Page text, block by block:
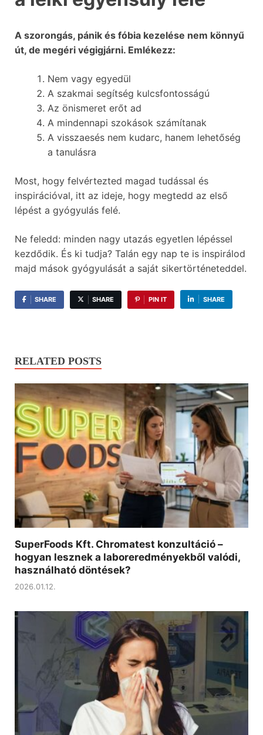
A szorongás, pánik és fóbia kezelése nem könnyű
út, de megéri végigjárni. Emlékezz:
Nem vagy egyedül
A szakmai segítség kulcsfontosságú
Az önismeret erőt ad
A mindennapi szokások számítanak
A visszaesés nem kudarc, hanem lehetőség
a tanulásra
Most, hogy felvértezted magad tudással és
inspirációval, itt az ideje, hogy megtedd az első
lépést a gyógyulás felé.
Ne feledd: minden nagy utazás egyetlen lépéssel
kezdődik. És ki tudja? Talán egy nap te is inspirálod
majd mások gyógyulását a saját sikertörténeteddel.
SHARE SHARE PIN IT SHARE
RELATED POSTS
SuperFoods Kft. Chromatest konzultáció –
hogyan lesznek a laboreredményekből valódi,
használható döntések?
2026.01.12.